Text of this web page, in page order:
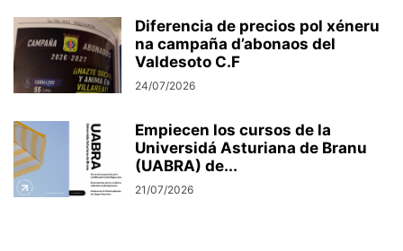
Diferencia de precios pol xéneru
na campaña d’abonaos del
Valdesoto C.F
24/07/2026
Empiecen los cursos de la
Universidá Asturiana de Branu
(UABRA) de...
21/07/2026